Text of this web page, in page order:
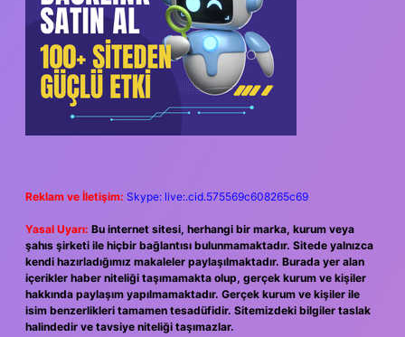
Reklam ve İletişim: Skype: live:.cid.575569c608265c69
Yasal Uyarı: Bu internet sitesi, herhangi bir marka, kurum veya
şahıs şirketi ile hiçbir bağlantısı bulunmamaktadır. Sitede yalnızca
kendi hazırladığımız makaleler paylaşılmaktadır. Burada yer alan
içerikler haber niteliği taşımamakta olup, gerçek kurum ve kişiler
hakkında paylaşım yapılmamaktadır. Gerçek kurum ve kişiler ile
isim benzerlikleri tamamen tesadüfidir. Sitemizdeki bilgiler taslak
halindedir ve tavsiye niteliği taşımazlar.